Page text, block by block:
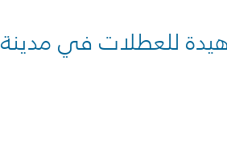
للعطلات في مدينة